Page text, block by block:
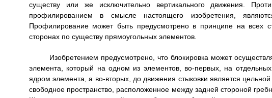
существу или же исключительно вертикального движения.
профилированием в смысле настоящего изобретения,
Профилирование может быть предусмотрено в принципе на всех
сторонах по существу прямоугольных элементов.
Изобретением предусмотрено, что блокировка может
элемента, который на одном из элементов, во-первых, на
ядром элемента, а во-вторых, до движения стыковки является
свободное пространство, расположенное между задней стороной